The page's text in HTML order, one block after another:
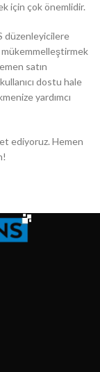
için çok önemlidir.
düzenleyicilere
mükemmelleştirmek
satın
dostu hale
yardımcı
ediyoruz. Hemen